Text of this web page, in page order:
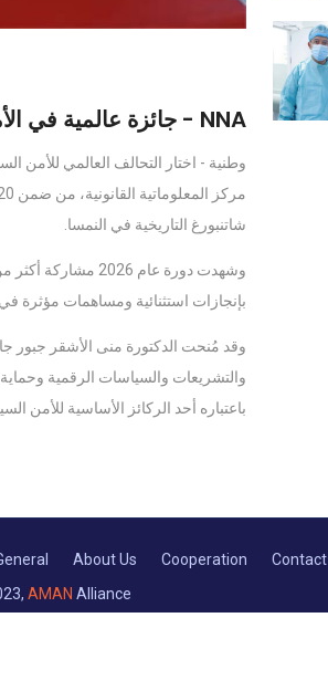
NNA - جائزة عالمية في الأمن السيبراني للدكتورة منى الأشقر جبور من الجامعة اللبنانية
شاتنبورغ التاريخية في النمسا.
بإنجازات استثنائية ومساهمات مؤثرة في
وقد مُنحت الدكتورة منى الأشقر جبور
والتشريعات والسياسات الرقمية
باعتباره أحد الركائز الأساسية للأمن
About Us Cooperation
Contact
AMAN Alliance